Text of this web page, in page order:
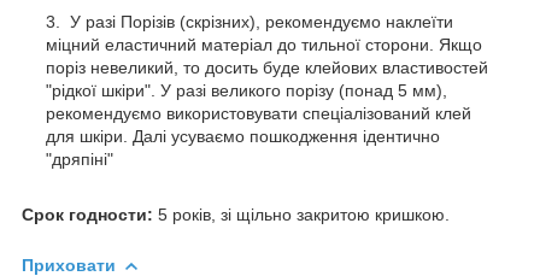
У разі Порізів (скрізних), рекомендуємо наклеїти
міцний еластичний матеріал до тильної сторони. Якщо
поріз невеликий, то досить буде клейових властивостей
"рідкої шкіри". У разі великого порізу (понад 5 мм),
рекомендуємо використовувати спеціалізований клей
для шкіри. Далі усуваємо пошкодження ідентично
"дряпіні"
Срок годности: 5 років, зі щільно закритою кришкою.
Приховати